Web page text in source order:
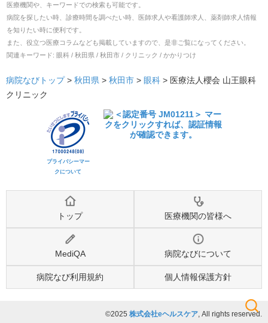
検索
医療機関や、キーワードでの検索も可能です。
病院を探したい時、診療時間を調べたい時、医師求人や看護師求人、薬剤師求人情報
を知りたい時に便利です。
また、役立つ医療コラムなども掲載していますので、是非ご覧になってください。
関連キーワード: 眼科 / 秋田県 / 秋田市 / クリニック / かかりつけ
病院なびトップ > 秋田県 > 秋田市 > 眼科 > 医療法人櫻会 山王眼科
クリニック
プライバシーマー
クについて
トップ 医療機関の皆様へ
MediQA 病院なびについて
病院なび利用規約 個人情報保護方針
©2025 株式会社eヘルスケア, All rights reserved.